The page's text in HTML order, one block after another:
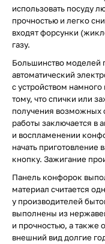
использовать посуду
прочностью и легко
входят форсунки
газу.
Большинство моделей
автоматический
с устройством
тому, что спички или
получения возможных
работы заключается в
и воспламенении
начать
кнопку. Зажигание
Панель конфорок
материал считается
у производителей
выполнены из
и прочностью, а также
внешний вид долгие